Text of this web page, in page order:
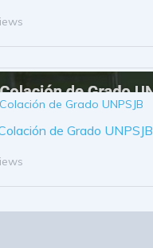
de Grado UNPSJB